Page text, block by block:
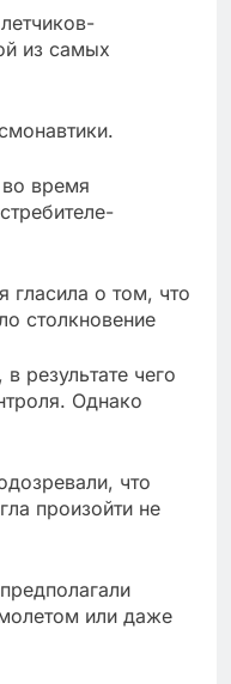
из самых
время
гласила о том, что
столкновение
результате чего
Однако
что
произойти не
или даже